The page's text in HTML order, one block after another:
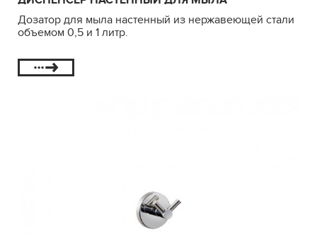
Дозатор для мыла настенный из нержавеющей стали
объемом 0,5 и 1 литр.